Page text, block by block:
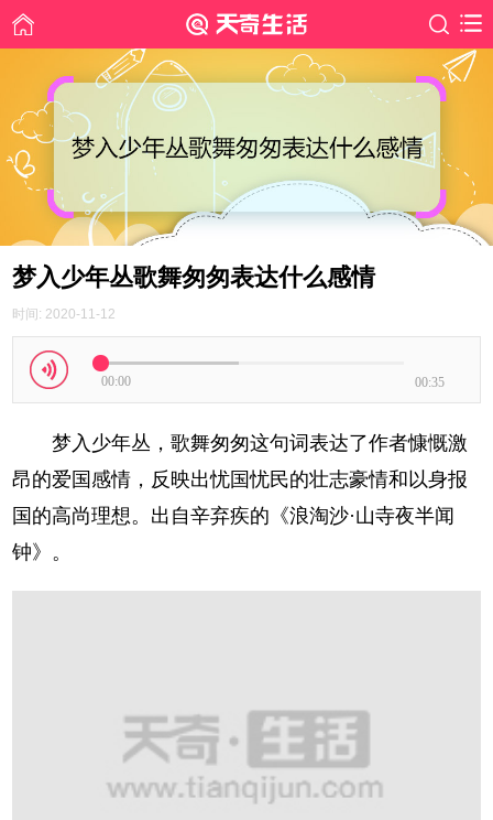
梦入少年丛歌舞匆匆表达什么感情
时间: 2020-11-12
00:00 00:35
梦入少年丛，歌舞匆匆这句词表达了作者慷慨激
昂的爱国感情，反映出忧国忧民的壮志豪情和以身报
国的高尚理想。出自辛弃疾的《浪淘沙·山寺夜半闻
钟》。